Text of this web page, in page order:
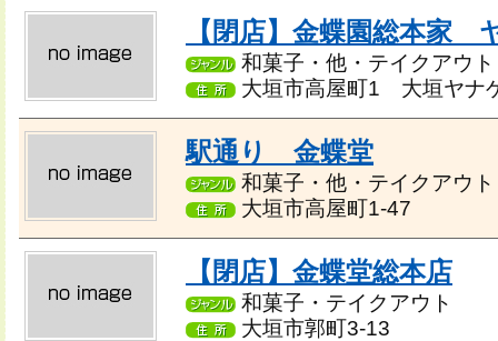
【閉店】金蝶園総本家
和菓子・他・テイクアウト
大垣市高屋町1 大垣ヤナ
駅通り 金蝶堂
和菓子・他・テイクアウト
大垣市高屋町1-47
【閉店】金蝶堂総本店
和菓子・テイクアウト
大垣市郭町3-13